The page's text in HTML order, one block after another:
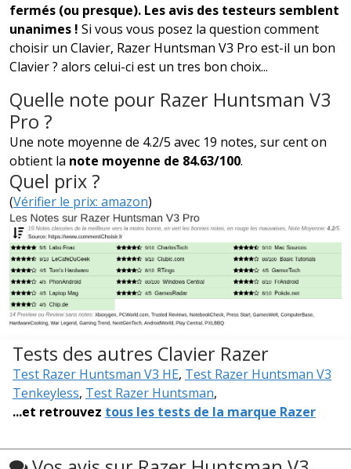
fermés (ou presque). Les avis des testeurs semblent
unanimes ! Si vous vous posez la question comment
choisir un Clavier, Razer Huntsman V3 Pro est-il un bon
Clavier ? alors celui-ci est un tres bon choix...
Quelle note pour Razer Huntsman V3
Pro ?
Une note moyenne de 4.2/5 avec 19 notes, sur cent on
obtient la note moyenne de 84.63/100.
Quel prix ?
(Vérifier le prix: amazon)
Tests des autres Clavier Razer
Test Razer Huntsman V3 HE, Test Razer Huntsman V3
Tenkeyless, Test Razer Huntsman,
...et retrouvez tous les tests de la marque Razer